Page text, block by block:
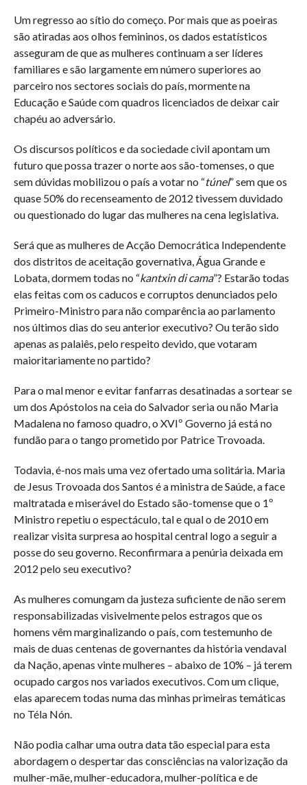
Um regresso ao sítio do começo. Por mais que as poeiras
são atiradas aos olhos femininos, os dados estatísticos
asseguram de que as mulheres continuam a ser líderes
familiares e são largamente em número superiores ao
parceiro nos sectores sociais do país, mormente na
Educação e Saúde com quadros licenciados de deixar cair
chapéu ao adversário.
Os discursos políticos e da sociedade civil apontam um
futuro que possa trazer o norte aos são-tomenses, o que
sem dúvidas mobilizou o país a votar no “túnel” sem que os
quase 50% do recenseamento de 2012 tivessem duvidado
ou questionado do lugar das mulheres na cena legislativa.
Será que as mulheres de Acção Democrática Independente
dos distritos de aceitação governativa, Água Grande e
Lobata, dormem todas no “kantxin di cama”? Estarão todas
elas feitas com os caducos e corruptos denunciados pelo
Primeiro-Ministro para não comparência ao parlamento
nos últimos dias do seu anterior executivo? Ou terão sido
apenas as palaiês, pelo respeito devido, que votaram
maioritariamente no partido?
Para o mal menor e evitar fanfarras desatinadas a sortear se
um dos Apóstolos na ceia do Salvador seria ou não Maria
Madalena no famoso quadro, o XVIº Governo já está no
fundão para o tango prometido por Patrice Trovoada.
Todavia, é-nos mais uma vez ofertado uma solitária. Maria
de Jesus Trovoada dos Santos é a ministra de Saúde, a face
maltratada e miserável do Estado são-tomense que o 1º
Ministro repetiu o espectáculo, tal e qual o de 2010 em
realizar visita surpresa ao hospital central logo a seguir a
posse do seu governo. Reconfirmara a penúria deixada em
2012 pelo seu executivo?
As mulheres comungam da justeza suficiente de não serem
responsabilizadas visivelmente pelos estragos que os
homens vêm marginalizando o país, com testemunho de
mais de duas centenas de governantes da história vendaval
da Nação, apenas vinte mulheres – abaixo de 10% – já terem
ocupado cargos nos variados executivos. Com um clique,
elas aparecem todas numa das minhas primeiras temáticas
no Téla Nón.
Não podia calhar uma outra data tão especial para esta
abordagem o despertar das consciências na valorização da
mulher-mãe, mulher-educadora, mulher-política e de